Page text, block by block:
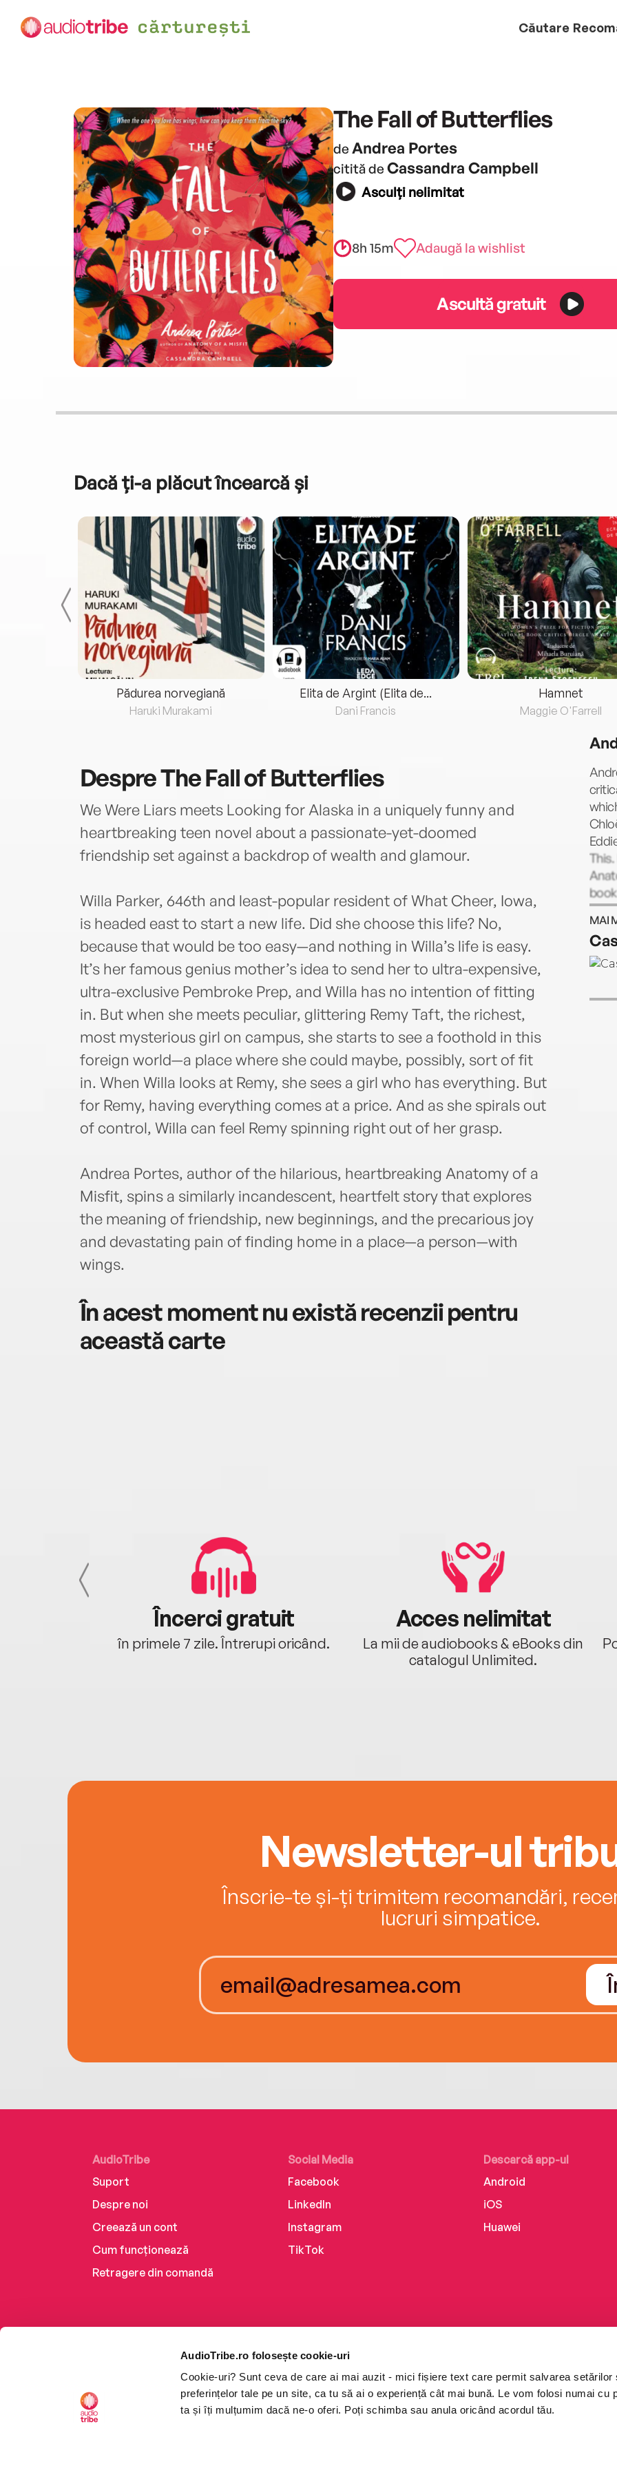
AudioTribe.ro folosește cookie-uri
Cookie-uri? Sunt ceva de care ai mai auzit - mici fișiere text care permit salvarea setărilor
preferințelor tale pe un site, ca tu să ai o experiență cât mai bună. Le vom folosi numai cu
ta și îți mulțumim dacă ne-o oferi. Poți schimba sau anula oricând acordul tău.
Căutare
The Fall of Butterflies
de Andrea Portes
citită de Cassandra Campbell
Asculți nelimitat
8h 15m Adaugă la wishlist
Ascultă gratuit
Dacă ți-a plăcut încearcă și
Pădurea norvegiană
Haruki Murakami
Elita de Argint (Elita de...
Dani Francis
Hamnet
Maggie O'Farrell
DespreThe Fall of Butterflies
We Were Liars meets Looking for Alaska in a uniquely funny and
heartbreaking teen novel about a passionate-yet-doomed
friendship set against a backdrop of wealth and glamour.
Willa Parker, 646th and least-popular resident of What Cheer, Iowa,
is headed east to start a new life. Did she choose this life? No,
because that would be too easy—and nothing in Willa’s life is easy.
It’s her famous genius mother’s idea to send her to ultra-expensive,
ultra-exclusive Pembroke Prep, and Willa has no intention of fitting
in. But when she meets peculiar, glittering Remy Taft, the richest,
most mysterious girl on campus, she starts to see a foothold in this
foreign world—a place where she could maybe, possibly, sort of fit
in. When Willa looks at Remy, she sees a girl who has everything. But
for Remy, having everything comes at a price. And as she spirals out
of control, Willa can feel Remy spinning right out of her grasp.
Andrea Portes, author of the hilarious, heartbreaking Anatomy of a
Misfit, spins a similarly incandescent, heartfelt story that explores
the meaning of friendship, new beginnings, and the precarious joy
and devastating pain of finding home in a place—a person—with
wings.
În acest moment nu există recenzii pentru
această carte
Spy
Eva
MAI
Încerci gratuit
în primele 7 zile. Întrerupi oricând.
Acces nelimitat
La mii de audiobooks & eBooks din
catalogul Unlimited.
Newsletter-ul
Înscrie-te și-ți trimitem recomandări,
lucruri simpatice.
AudioTribe
Suport
Despre noi
Creează un cont
Cum funcționează
Retragere din comandă
Social Media
Facebook
LinkedIn
Instagram
TikTok
Descarcă app-ul
Android
iOS
Huawei